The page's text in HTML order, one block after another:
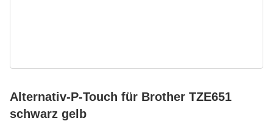
Alternativ-P-Touch für Brother TZE651
schwarz gelb